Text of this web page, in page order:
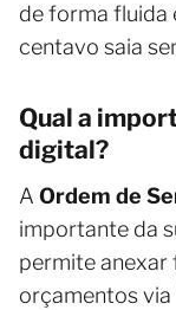
de forma fluida
centavo saia
Qual a
digital?
A Ordem de
importante da
permite anexar
orçamentos